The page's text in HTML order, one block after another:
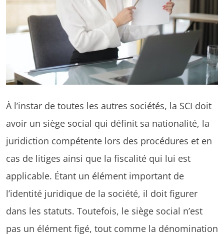
À l’instar de toutes les autres sociétés, la SCI doit
avoir un siège social qui définit sa nationalité, la
juridiction compétente lors des procédures et en
cas de litiges ainsi que la fiscalité qui lui est
applicable. Étant un élément important de
l’identité juridique de la société, il doit figurer
dans les statuts. Toutefois, le siège social n’est
pas un élément figé, tout comme la dénomination